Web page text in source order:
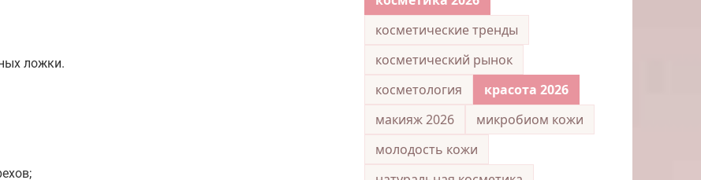
ложки.
косметические тренды
косметический рынок
косметология
красота 2026
макияж 2026
микробиом кожи
молодость кожи